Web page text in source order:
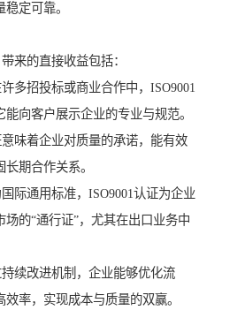
定可靠。
来的直接收益包括：
多招投标或商业合作中，ISO9001
向客户展示企业的专业与规范。
味着企业对质量的承诺，能有效
期合作关系。
际通用标准，ISO9001认证为企业
的“通行证”，尤其在出口业务中
续改进机制，企业能够优化流
率，实现成本与质量的双赢。